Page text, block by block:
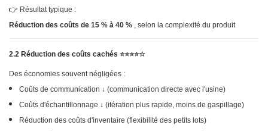
👉 Résultat typique :
Réduction des coûts de 15 % à 40 % , selon la complexité du produit
2.2 Réduction des coûts cachés ⭐⭐⭐⭐☆
Des économies souvent négligées :
Coûts de communication ↓ (communication directe avec l'usine)
Coûts d'échantillonnage ↓ (itération plus rapide, moins de gaspillage)
Réduction des coûts d'inventaire (flexibilité des petits lots)